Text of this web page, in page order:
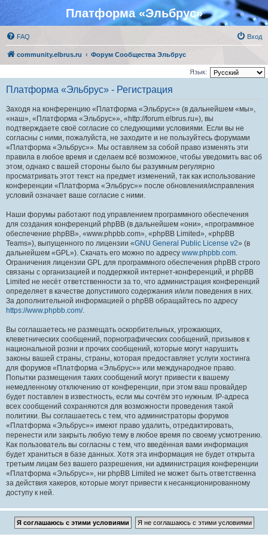
Платформа «Эльбрус»
FAQ Вход
community.elbrus.ru Форум Сообщества Эльбрус
Язык:
Платформа «Эльбрус» - Регистрация
Заходя на конференцию «Платформа «Эльбрус»» (в дальнейшем «мы»,
«наш», «Платформа «Эльбрус»», «http://forum.elbrus.ru»), вы
подтверждаете своё согласие со следующими условиями. Если вы не
согласны с ними, пожалуйста, не заходите и не пользуйтесь форумами
«Платформа «Эльбрус»». Мы оставляем за собой право изменять эти
правила в любое время и сделаем всё возможное, чтобы уведомить вас об
этом, однако с вашей стороны было бы разумным регулярно
просматривать этот текст на предмет изменений, так как использование
конференции «Платформа «Эльбрус»» после обновления/исправления
условий означает ваше согласие с ними.
Наши форумы работают под управлением программного обеспечения
для создания конференций phpBB (в дальнейшем «они», «программное
обеспечение phpBB», «www.phpbb.com», «phpBB Limited», «phpBB
Teams»), выпущенного по лицензии «GNU General Public License v2» (в
дальнейшем «GPL»). Скачать его можно по адресу www.phpbb.com.
Ограничения лицензии GPL для программного обеспечения phpBB строго
связаны с организацией и поддержкой интернет-конференций, и phpBB
Limited не несёт ответственности за то, что администрация конференций
определяет в качестве допустимого содержания и/или поведения в них.
За дополнительной информацией о phpBB обращайтесь по адресу
https://www.phpbb.com/.
Вы соглашаетесь не размещать оскорбительных, угрожающих,
клеветнических сообщений, порнографических сообщений, призывов к
национальной розни и прочих сообщений, которые могут нарушить
законы вашей страны, страны, которая предоставляет услуги хостинга
для форумов «Платформа «Эльбрус»» или международное право.
Попытки размещения таких сообщений могут привести к вашему
немедленному отключению от конференции, при этом ваш провайдер
будет поставлен в известность, если мы сочтём это нужным. IP-адреса
всех сообщений сохраняются для возможности проведения такой
политики. Вы соглашаетесь с тем, что администраторы форумов
«Платформа «Эльбрус»» имеют право удалить, отредактировать,
перенести или закрыть любую тему в любое время по своему усмотрению.
Как пользователь вы согласны с тем, что введённая вами информация
будет храниться в базе данных. Хотя эта информация не будет открыта
третьим лицам без вашего разрешения, ни администрация конференции
«Платформа «Эльбрус»», ни phpBB Limited не может быть ответственна
за действия хакеров, которые могут привести к несанкционированному
доступу к ней.